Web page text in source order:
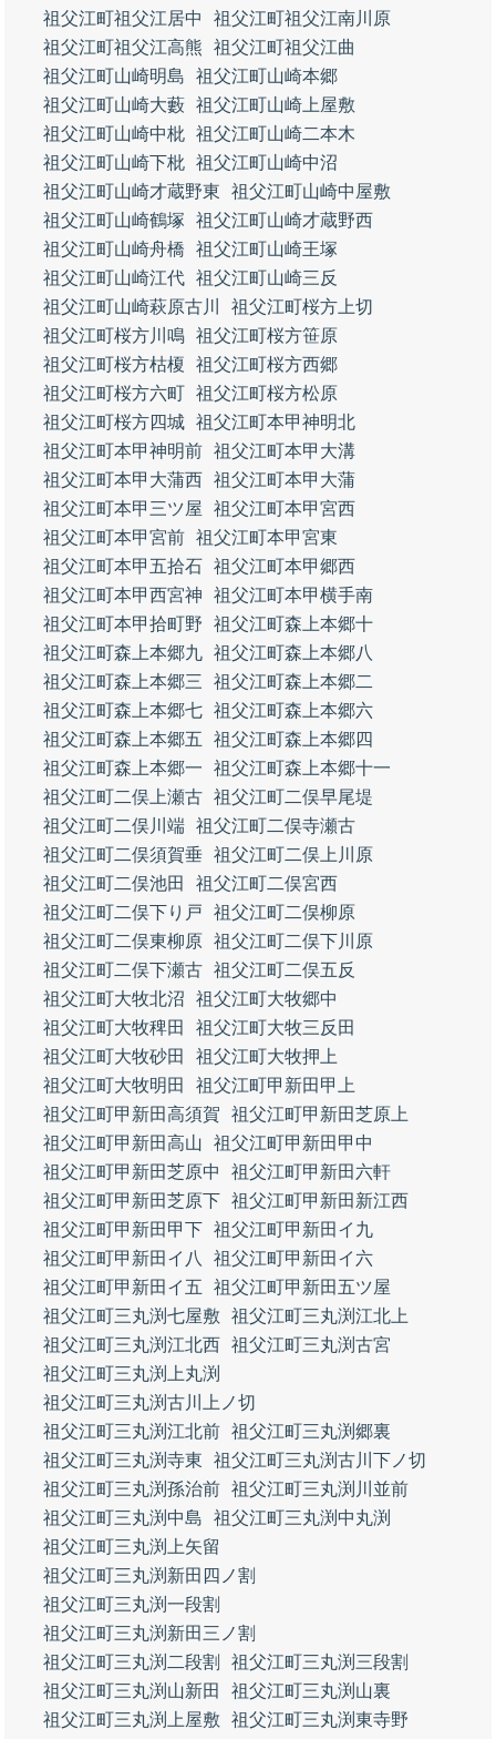
祖父江町祖父江居中
祖父江町祖父江南川原
祖父江町祖父江高熊
祖父江町祖父江曲
祖父江町山崎明島
祖父江町山崎本郷
祖父江町山崎大藪 祖父江町山崎上屋敷
祖父江町山崎中枇 祖父江町山崎二本木
祖父江町山崎下枇 祖父江町山崎中沼
祖父江町山崎才蔵野東
祖父江町山崎中屋敷
祖父江町山崎鶴塚
祖父江町山崎才蔵野西
祖父江町山崎舟橋
祖父江町山崎王塚
祖父江町山崎江代 祖父江町山崎三反
祖父江町山崎萩原古川
祖父江町桜方上切
祖父江町桜方川鳴 祖父江町桜方笹原
祖父江町桜方枯榎
祖父江町桜方西郷
祖父江町桜方六町 祖父江町桜方松原
祖父江町桜方四城 祖父江町本甲神明北
祖父江町本甲神明前 祖父江町本甲大溝
祖父江町本甲大蒲西 祖父江町本甲大蒲
祖父江町本甲三ツ屋
祖父江町本甲宮西
祖父江町本甲宮前 祖父江町本甲宮東
祖父江町本甲五拾石 祖父江町本甲郷西
祖父江町本甲西宮神
祖父江町本甲横手南
祖父江町本甲拾町野
祖父江町森上本郷十
祖父江町森上本郷九 祖父江町森上本郷八
祖父江町森上本郷三
祖父江町森上本郷二
祖父江町森上本郷七 祖父江町森上本郷六
祖父江町森上本郷五
祖父江町森上本郷四
祖父江町森上本郷一
祖父江町森上本郷十一
祖父江町二俣上瀬古 祖父江町二俣早尾堤
祖父江町二俣川端 祖父江町二俣寺瀬古
祖父江町二俣須賀垂 祖父江町二俣上川原
祖父江町二俣池田
祖父江町二俣宮西
祖父江町二俣下り戸
祖父江町二俣柳原
祖父江町二俣東柳原 祖父江町二俣下川原
祖父江町二俣下瀬古 祖父江町二俣五反
祖父江町大牧北沼
祖父江町大牧郷中
祖父江町大牧稗田
祖父江町大牧三反田
祖父江町大牧砂田
祖父江町大牧押上
祖父江町大牧明田
祖父江町甲新田甲上
祖父江町甲新田高須賀
祖父江町甲新田芝原上
祖父江町甲新田高山
祖父江町甲新田甲中
祖父江町甲新田芝原中
祖父江町甲新田六軒
祖父江町甲新田芝原下 祖父江町甲新田新江西
祖父江町甲新田甲下 祖父江町甲新田イ九
祖父江町甲新田イ八
祖父江町甲新田イ六
祖父江町甲新田イ五
祖父江町甲新田五ツ屋
祖父江町三丸渕七屋敷
祖父江町三丸渕江北上
祖父江町三丸渕江北西 祖父江町三丸渕古宮
祖父江町三丸渕上丸渕
祖父江町三丸渕古川上ノ切
祖父江町三丸渕江北前 祖父江町三丸渕郷裏
祖父江町三丸渕寺東
祖父江町三丸渕古川下ノ切
祖父江町三丸渕孫治前 祖父江町三丸渕川並前
祖父江町三丸渕中島
祖父江町三丸渕中丸渕
祖父江町三丸渕上矢留
祖父江町三丸渕新田四ノ割
祖父江町三丸渕一段割
祖父江町三丸渕新田三ノ割
祖父江町三丸渕二段割
祖父江町三丸渕三段割
祖父江町三丸渕山新田
祖父江町三丸渕山裏
祖父江町三丸渕上屋敷
祖父江町三丸渕東寺野